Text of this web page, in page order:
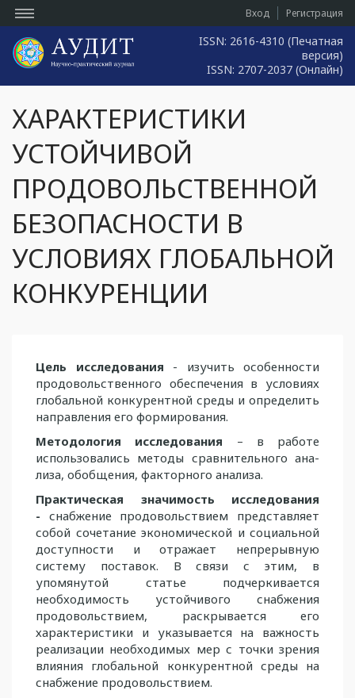
Вход Регистрация
ISSN: 2616-4310 (Печатная
версия)
ISSN: 2707-2037 (Онлайн)
ХАРАКТЕРИСТИКИ
УСТОЙЧИВОЙ
ПРОДОВОЛЬСТВЕННОЙ
БЕЗОПАСНОСТИ В
УСЛОВИЯХ ГЛОБАЛЬНОЙ
КОНКУРЕНЦИИ
Цель исследования - изучить особенности
продовольственного обеспечения в усло­виях
глобальной конкурентной среды и определить
направления его формирования.
Методология исследования – в работе
использовались методы сравнительного ана­
лиза, обобщения, факторного анализа.
Практическая значимость исследования
- снабжение продовольствием предс­тав­ляет
собой сочетание экономической и социальной
доступности и отражает непрерывную
систему поставок. В связи с этим, в
упомянутой статье подчеркивается
необходимость ус­той­чивого снабжения
продовольствием, раскрывается его
характеристики и указывается на важность
реализации необходимых мер с точки зрения
влияния глобальной кон­курентной среды на
снабжение продовольствием.